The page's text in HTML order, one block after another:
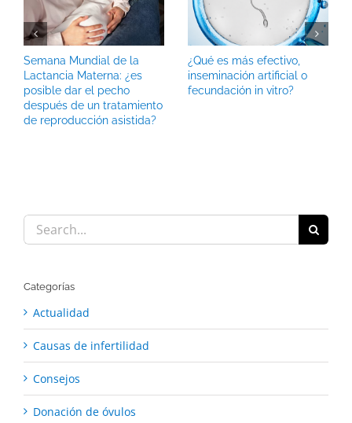
Semana Mundial de la
Lactancia Materna: ¿es
posible dar el pecho
después de un tratamiento
de reproducción asistida?
¿Qué es más efectivo,
inseminación artificial o
fecundación in vitro?
Search
for:
Categorías
Actualidad
Causas de infertilidad
Consejos
Donación de óvulos